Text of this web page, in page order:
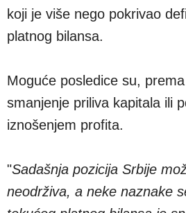
koji je više nego pokrivao
platnog bilansa.
Moguće posledice su,
smanjenje priliva kapitala ili
iznošenjem profita.
"Sadašnja pozicija Srbije
neodrživa, a neke naznake